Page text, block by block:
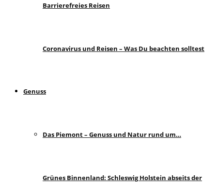
Barrierefreies Reisen
Coronavirus und Reisen – Was Du beachten solltest
Genuss
Das Piemont – Genuss und Natur rund um…
Grünes Binnenland: Schleswig Holstein abseits der